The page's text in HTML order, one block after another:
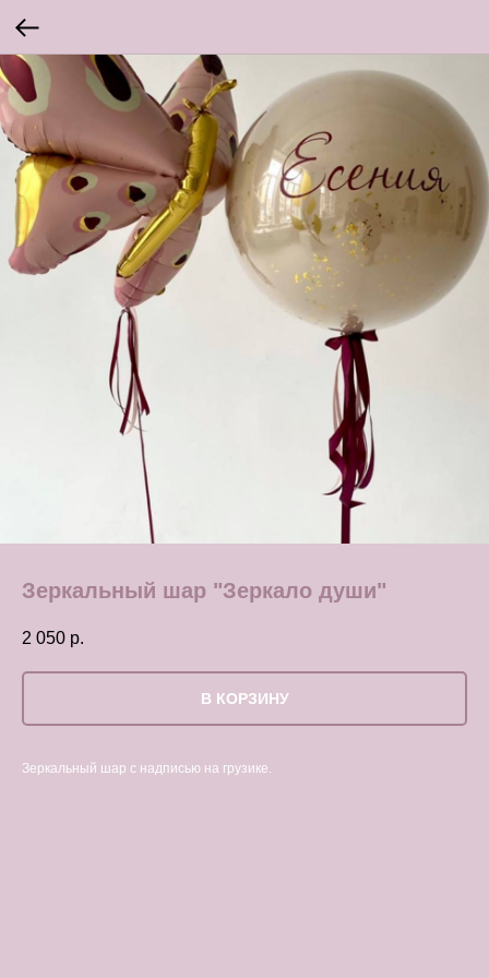
Зеркальный шар "Зеркало души"
2 050 р.
В КОРЗИНУ
Зеркальный шар с надписью на грузике.